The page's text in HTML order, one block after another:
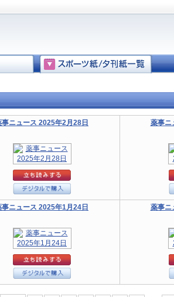
事ニュース 2025年2月28日 薬事ニ
事ニュース 2025年1月24日 薬事ニ